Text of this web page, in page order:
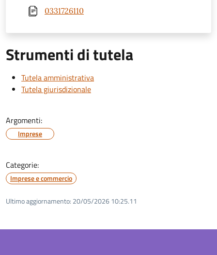
0331726110
Strumenti di tutela
Tutela amministrativa
Tutela giurisdizionale
Argomenti:
Imprese
Categorie:
Imprese e commercio
Ultimo aggiornamento: 20/05/2026 10:25.11